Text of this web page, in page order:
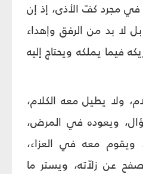
في مجرد كفّ الأذى، إذ إن
لا بد من الرفق وإهداء
فيما يملكه ويحتاج إليه
ولا يطيل معه الكلام،
ويعوده في المرض،
ويقوم معه في العزاء،
عن زلاّته، ويستر ما